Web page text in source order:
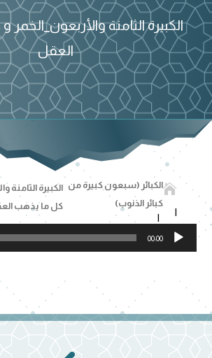
الكبيرة الثامنة
العقل
الكبائر (سبعون كبيرة من
كبائر الذنوب)
الكبيرة الثامنة
كل ما يذهب
مشغل
الصوت
00:00